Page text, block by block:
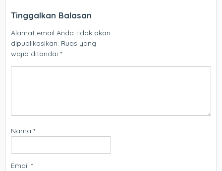
Tinggalkan Balasan
Alamat email Anda tidak akan
dipublikasikan. Ruas yang
wajib ditandai*
Nama*
Email*